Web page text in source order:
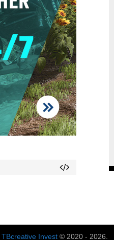
TBcreative Invest© 2020 - 2026.